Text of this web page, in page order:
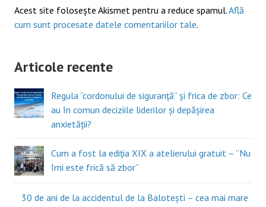
Acest site folosește Akismet pentru a reduce spamul.Află
cum sunt procesate datele comentariilor tale.
Articole recente
Regula “cordonului de siguranță” și frica de zbor: Ce
au în comun deciziile liderilor și depășirea
anxietății?
Cum a fost la ediția XIX a atelierului gratuit – ”Nu
îmi este frică să zbor”
30 de ani de la accidentul de la Balotești – cea mai mare